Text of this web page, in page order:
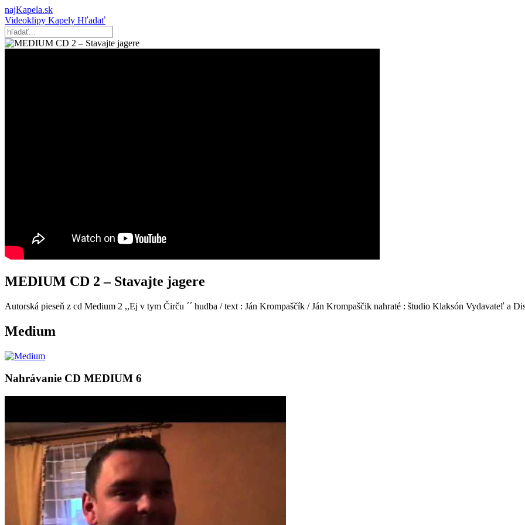
najKapela.sk
Videoklipy Kapely Hľadať
MEDIUM CD 2 – Stavajte jagere
Autorská pieseň z cd Medium 2 ,,Ej v tym Čirču ´´ hudba / text : Ján Krompaščík / Ján Krompaščik nahraté : študio Klaksón Vydavateľ a
Medium
Nahrávanie CD MEDIUM 6